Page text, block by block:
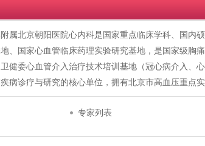
属北京朝阳医院心内科是国家重点临床学科、国内
、国家心血管临床药理实验研究基地，是国家级胸
健委心血管介入治疗技术培训基地（冠心病介入、
病诊疗与研究的核心单位，拥有北京市高血压重点
专家列表